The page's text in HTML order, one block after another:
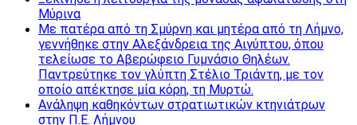
Μύρινα
Με πατέρα από τη Σμύρνη και μητέρα από τη Λήμνο,
γεννήθηκε στην Αλεξάνδρεια της Αιγύπτου, όπου
τελείωσε το Αβερώφειο Γυμνάσιο Θηλέων.
Παντρεύτηκε τον γλύπτη Στέλιο Τριάντη, με τον
οποίο απέκτησε μία κόρη, τη Μυρτώ.
Ανάληψη καθηκόντων στρατιωτικών κτηνιάτρων
στην Π.Ε. Λήμνου